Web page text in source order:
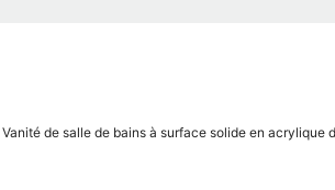
Vanité de salle de bains à surface solide en acrylique